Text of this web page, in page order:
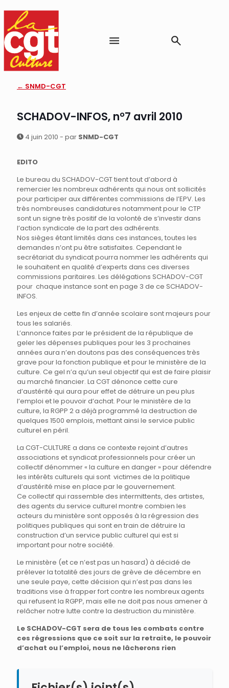
← SNMD-CGT
SCHADOV-INFOS, n°7 avril 2010
4 juin 2010 - par SNMD-CGT
EDITO
Le bureau du SCHADOV-CGT tient tout d’abord à
remercier les nombreux adhérents qui nous ont sollicités
pour participer aux différentes commissions de l’EPV. Les
très nombreuses candidatures notamment pour le CTP
sont un signe très positif de la volonté de s’investir dans
l’action syndicale de la part des adhérents.
Nos sièges étant limités dans ces instances, toutes les
demandes n’ont pu être satisfaites. Cependant le
secrétariat du syndicat pourra nommer les adhérents qui
le souhaitent en qualité d’experts dans ces diverses
commissions paritaires. Les délégations SCHADOV-CGT
pour chaque instance sont en page 3 de ce SCHADOV-
INFOS.
Les enjeux de cette fin d’année scolaire sont majeurs pour
tous les salariés.
L’annonce faites par le président de la république de
geler les dépenses publiques pour les 3 prochaines
années aura n’en doutons pas des conséquences très
grave pour la fonction publique et pour le ministère de la
culture. Ce gel n’a qu’un seul objectif qui est de faire plaisir
au marché financier. La CGT dénonce cette cure
d’austérité qui aura pour effet de détruire un peu plus
l’emploi et le pouvoir d’achat. Pour le ministère de la
culture, la RGPP 2 a déjà programmé la destruction de
quelques 1500 emplois, mettant ainsi le service public
culturel en péril.
La CGT-CULTURE a dans ce contexte rejoint d’autres
associations et syndicat professionnels pour créer un
collectif dénommer « la culture en danger » pour défendre
les intérêts culturels qui sont victimes de la politique
d’austérité mise en place par le gouvernement.
Ce collectif qui rassemble des intermittents, des artistes,
des agents du service culturel montre combien les
acteurs du ministère sont opposés à la régression des
politiques publiques qui sont en train de détruire la
construction d’un service public culturel qui est si
important pour notre société.
Le ministère (et ce n’est pas un hasard) à décidé de
prélever la totalité des jours de grève de décembre en
une seule paye, cette décision qui n’est pas dans les
traditions vise à frapper fort contre les nombreux agents
qui refusent la RGPP, mais elle ne doit pas nous amener à
relâcher notre lutte contre la destruction du ministère.
Le SCHADOV-CGT sera de tous les combats contre
ces régressions que ce soit sur la retraite, le pouvoir
d’achat ou l’emploi, nous ne lâcherons rien